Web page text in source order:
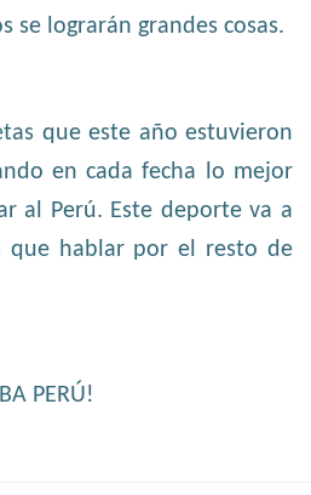
se lograrán grandes cosas.
que este año estuvieron
en cada fecha lo mejor
al Perú. Este deporte va a
que hablar por el resto de
PERÚ!